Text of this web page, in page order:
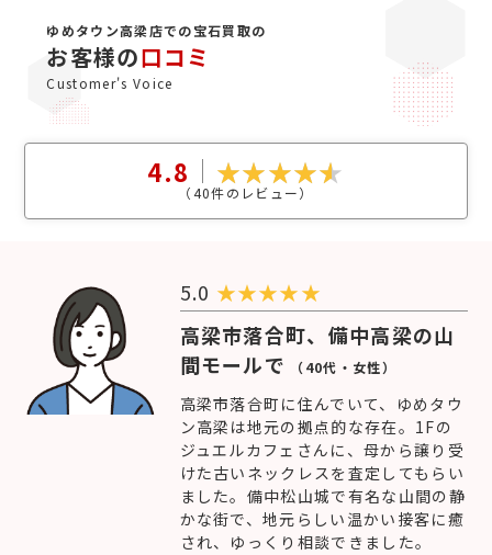
ゆめタウン高梁店での宝石買取の
お客様の口コミ
Customer's Voice
4.8
（40件のレビュー）
5.0 ★★★★★
高梁市落合町、備中高梁の山
間モールで
（40代・女性）
高梁市落合町に住んでいて、ゆめタウ
ン高梁は地元の拠点的な存在。1Fの
ジュエルカフェさんに、母から譲り受
けた古いネックレスを査定してもらい
ました。備中松山城で有名な山間の静
かな街で、地元らしい温かい接客に癒
され、ゆっくり相談できました。